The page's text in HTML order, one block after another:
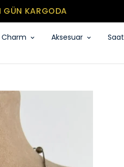
Charm Aksesuar Saat